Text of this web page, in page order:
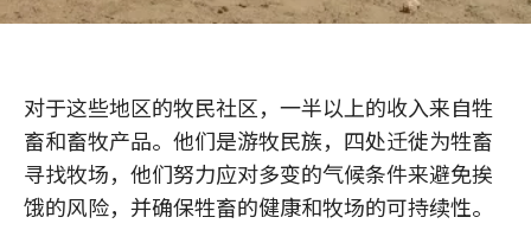
对于这些地区的牧民社区，一半以上的收入来自牲
畜和畜牧产品。他们是游牧民族，四处迁徙为牲畜
寻找牧场，他们努力应对多变的气候条件来避免挨
饿的风险，并确保牲畜的健康和牧场的可持续性。